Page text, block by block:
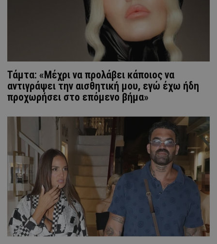
Τάμτα: «Μέχρι να προλάβει κάποιος να
αντιγράψει την αισθητική μου, εγώ έχω ήδη
προχωρήσει στο επόμενο βήμα»